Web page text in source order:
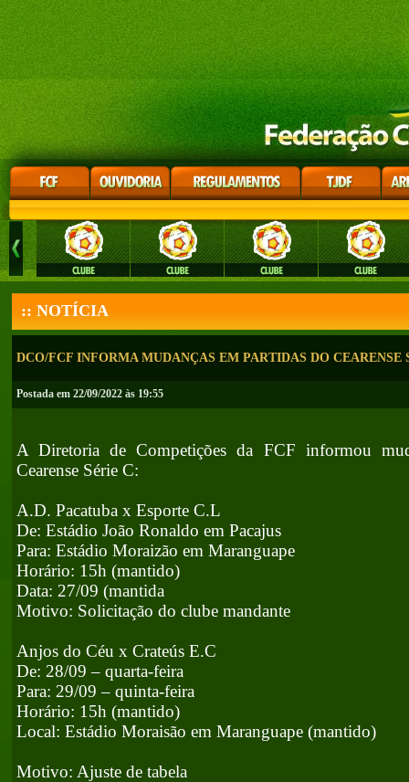
:: NOTÍCIA
DCO/FCF INFORMA MUDANÇAS EM PARTIDAS DO CEARENSE
Postada em 22/09/2022 às 19:55
A Diretoria de Competições da FCF informou
Cearense Série C:
A.D. Pacatuba x Esporte C.L
De: Estádio João Ronaldo em Pacajus
Para: Estádio Moraizão em Maranguape
Horário: 15h (mantido)
Data: 27/09 (mantida
Motivo: Solicitação do clube mandante
Anjos do Céu x Crateús E.C
De: 28/09 – quarta-feira
Para: 29/09 – quinta-feira
Horário: 15h (mantido)
Local: Estádio Moraisão em Maranguape (mantido)
Motivo: Ajuste de tabela